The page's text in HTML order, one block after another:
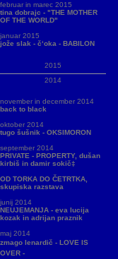
februar in marec 2015
tina dobrajc - "THE MOTHER
OF THE WORLD"
januar 2015
jože slak - č‘oka - BABILON
2015
2014
november in december 2014
back to black
oktober 2014
tugo šušnik - OKSIMORON
september 2014
PRIVATE - PROPERTY, dušan
kirbiš in damir sokič‡
OD TORKA DO ČETRTKA,
skupiska razstava
junij 2014
NEUJEMANJA - eva lucija
kozak in adrijan praznik
maj 2014
zmago lenardič - LOVE IS
OVER -